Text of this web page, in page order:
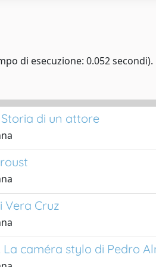
di esecuzione: 0.052 secondi).
di un attore
Vera Cruz
La caméra stylo di Pedro